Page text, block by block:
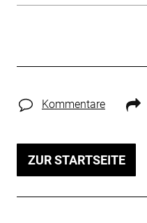
Kommentare
ZUR STARTSEITE